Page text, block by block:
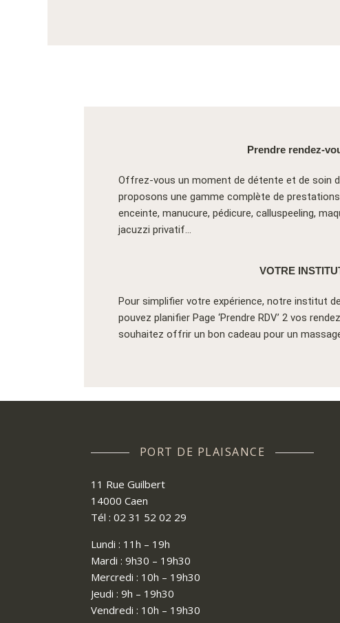
Prendre rendez-
Offrez-vous un moment de détente et de soin
proposons une gamme complète de
enceinte, manucure, pédicure, calluspeeling,
jacuzzi privatif…
VOTRE
Pour simplifier votre expérience, notre institut
pouvez planifier Page ‘Prendre RDV’ 2 vos
souhaitez offrir un bon cadeau pour un
PORT DE PLAISANCE
11 Rue Guilbert
14000 Caen
Tél : 02 31 52 02 29
Lundi : 11h – 19h
Mardi : 9h30 – 19h30
Mercredi : 10h – 19h30
Jeudi : 9h – 19h30
Vendredi : 10h – 19h30